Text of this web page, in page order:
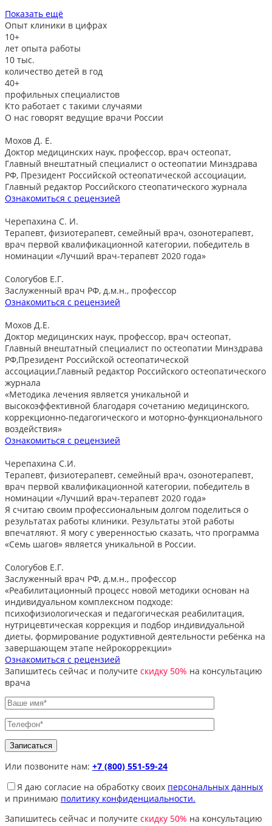
Показать ещё
Опыт клиники в цифрах
10+
лет опыта работы
10 тыс.
количество детей в год
40+
профильных специалистов
Кто работает с такими случаями
О нас говорят ведущие врачи России
Мохов Д. Е.
Доктор медицинских наук, профессор, врач остеопат,
Главный внештатный специалист о остеопатии Минздрава
РФ, Президент Российской остеопатической ассоциации,
Главный редактор Российского стеопатического журнала
Ознакомиться с рецензией
Черепахина С. И.
Терапевт, физиотерапевт, семейный врач, озонотерапевт,
врач первой квалификационной категории, победитель в
номинации «Лучший врач-терапевт 2020 года»
Сологубов Е.Г.
Заслуженный врач РФ, д.м.н., профессор
Ознакомиться с рецензией
Мохов Д.Е.
Доктор медицинских наук, профессор, врач остеопат,
Главный внештатный специалист по остеопатии Минздрава
РФ,Президент Российской остеопатической
ассоциации,Главный редактор Российского остеопатического
журнала
«Методика лечения является уникальной и
высокоэффективной благодаря сочетанию медицинского,
коррекционно-педагогического и моторно-функционального
воздействия»
Ознакомиться с рецензией
Черепахина С.И.
Терапевт, физиотерапевт, семейный врач, озонотерапевт,
врач первой квалификационной категории, победитель в
номинации «Лучший врач-терапевт 2020 года»
Я считаю своим профессиональным долгом поделиться о
результатах работы клиники. Результаты этой работы
впечатляют. Я могу с уверенностью сказать, что программа
«Семь шагов» является уникальной в России.
Сологубов Е.Г.
Заслуженный врач РФ, д.м.н., профессор
«Реабилитационный процесс новой методики основан на
индивидуальном комплексном подходе:
психофизиологическая и педагогическая реабилитация,
нутрицевтическая коррекция и подбор индивидуальной
диеты, формирование родуктивной деятельности ребёнка на
завершающем этапе нейрокоррекции»
Ознакомиться с рецензией
Запишитесь сейчас и получите скидку 50% на консультацию
врача
Или позвоните нам: +7 (800) 551-59-24
Я даю согласие на обработку своих персональных данных
и принимаю политику конфиденциальности.
Запишитесь сейчас и получите скидку 50% на консультацию